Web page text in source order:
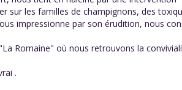
sur les familles de champignons, des
impressionne par son érudition, nous
Romaine" où nous retrouvons la
.